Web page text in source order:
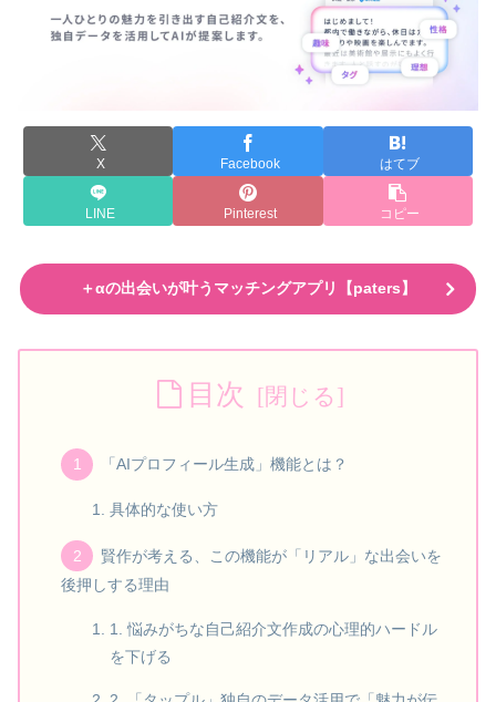
X Facebook はてブ
LINE Pinterest コピー
＋αの出会いが叶うマッチングアプリ【paters】
目次
「AIプロフィール生成」機能とは？
具体的な使い方
賢作が考える、この機能が「リアル」な出会いを
後押しする理由
1. 悩みがちな自己紹介文作成の心理的ハードル
を下げる